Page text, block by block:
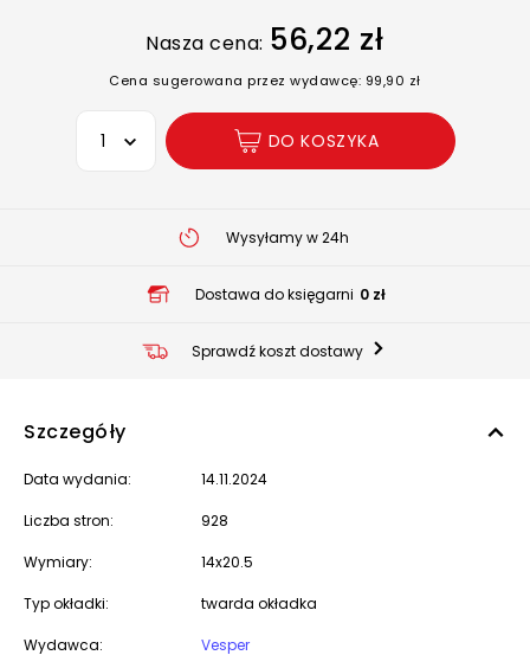
Nasza cena: 56,22 zł
Cena sugerowana przez wydawcę: 99,90 zł
Wybierz opcję
DO KOSZYKA
Wysyłamy w 24h
Dostawa do księgarni 0 zł
Sprawdź koszt dostawy
Szczegóły
Data wydania: 14.11.2024
Liczba stron: 928
Wymiary: 14x20.5
Typ okładki: twarda okładka
Wydawca:
Vesper